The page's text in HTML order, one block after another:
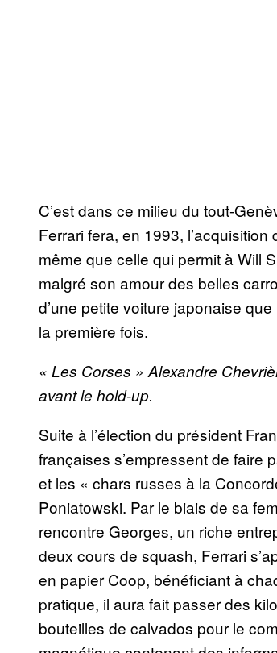
C’est dans ce milieu du tout-
Ferrari fera, en 1993, l’acquisition
même que celle qui permit à Will
malgré son amour des belles
d’une petite voiture japonaise
la première fois.
« Les Corses » Alexandre
avant le hold-up.
Suite à l’élection du président
françaises s’empressent de faire
et les « chars russes à la
Poniatowski. Par le biais de sa
rencontre Georges, un riche
deux cours de squash, Ferrari
en papier Coop, bénéficiant à
pratique, il aura fait passer des
bouteilles de calvados pour le